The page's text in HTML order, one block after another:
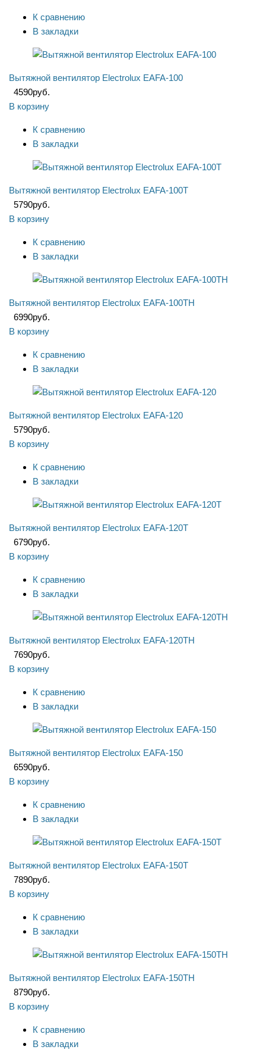
К сравнению
В закладки
Вытяжной вентилятор Electrolux EAFA-100
4590руб.
В корзину
К сравнению
В закладки
Вытяжной вентилятор Electrolux EAFA-100T
5790руб.
В корзину
К сравнению
В закладки
Вытяжной вентилятор Electrolux EAFA-100TH
6990руб.
В корзину
К сравнению
В закладки
Вытяжной вентилятор Electrolux EAFA-120
5790руб.
В корзину
К сравнению
В закладки
Вытяжной вентилятор Electrolux EAFA-120T
6790руб.
В корзину
К сравнению
В закладки
Вытяжной вентилятор Electrolux EAFA-120TH
7690руб.
В корзину
К сравнению
В закладки
Вытяжной вентилятор Electrolux EAFA-150
6590руб.
В корзину
К сравнению
В закладки
Вытяжной вентилятор Electrolux EAFA-150T
7890руб.
В корзину
К сравнению
В закладки
Вытяжной вентилятор Electrolux EAFA-150TH
8790руб.
В корзину
К сравнению
В закладки